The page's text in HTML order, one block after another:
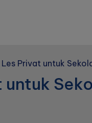
Les Privat untuk
untuk